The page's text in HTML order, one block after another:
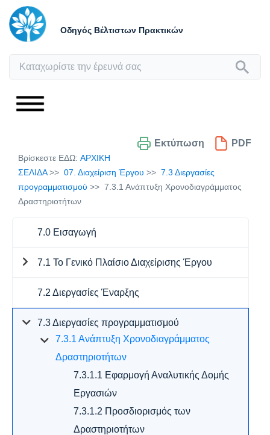
Οδηγός Βέλτιστων Πρακτικών
Εκτύπωση PDF
Βρίσκεστε ΕΔΩ: ΑΡΧΙΚΗ
ΣΕΛΙΔΑ
07. Διαχείριση Έργου
7.3 Διεργασίες
προγραμματισμού
7.3.1 Ανάπτυξη Χρονοδιαγράμματος
Δραστηριοτήτων
7.0 Εισαγωγή
7.1 Το Γενικό Πλαίσιο Διαχείρισης Έργου
7.2 Διεργασίες Έναρξης
7.3 Διεργασίες προγραμματισμού
7.3.1 Ανάπτυξη Χρονοδιαγράμματος
Δραστηριοτήτων
7.3.1.1 Εφαρμογή Αναλυτικής Δομής
Εργασιών
7.3.1.2 Προσδιορισμός των
Δραστηριοτήτων